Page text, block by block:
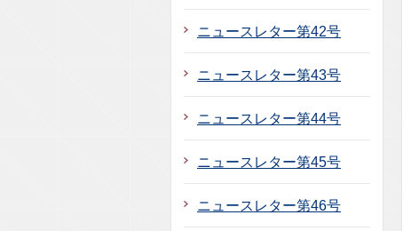
ニュースレター第42号
ニュースレター第43号
ニュースレター第44号
ニュースレター第45号
ニュースレター第46号